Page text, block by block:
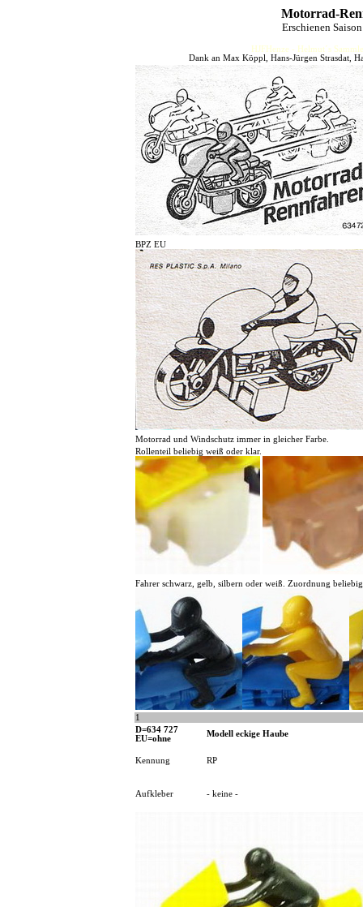
Motorrad-
Erschienen
HJFHenze - Helmut´s
Dank an Max Köppl, Hans-Jürgen Strasdat,
BPZ EU
Motorrad und Windschutz immer in gleicher Farbe.
Rollenteil beliebig weiß oder klar.
Fahrer schwarz, gelb, silbern oder weiß. Zuordnung
1
D=634 727
EU=ohne
Modell eckige Haube
Kennung RP
Aufkleber - keine -